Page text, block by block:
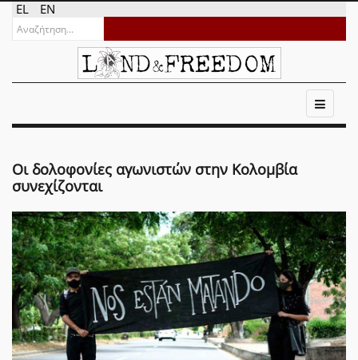
EL EN
Οι δολοφονίες αγωνιστών στην Κολομβία
συνεχίζονται